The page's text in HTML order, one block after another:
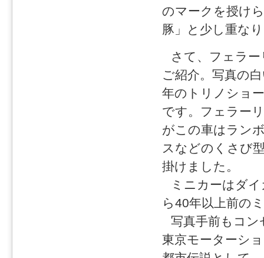
のマークを授け
豚」と少し重な
さて、フェラ
ご紹介。写真の
年のトリノショ
です。フェラー
がこの車はラン
スなどのくさび
掛けました。
ミニカーはダ
ら40年以上前の
写真手前もコ
東京モーターシ